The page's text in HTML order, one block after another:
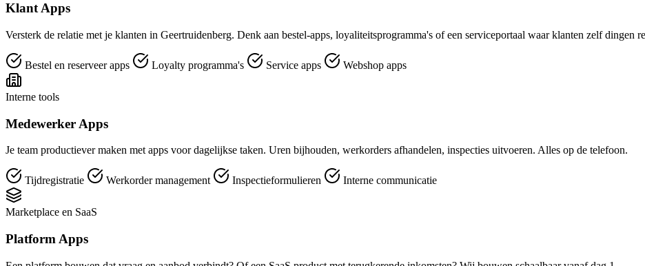
Klant Apps
Versterk de relatie met je klanten in Geertruidenberg. Denk aan bestel-apps, loyaliteitsprogramma's of een serviceportaal waar klanten zelf dingen
Bestel en reserveer apps Loyalty programma's Service apps Webshop apps
Interne tools
Medewerker Apps
Je team productiever maken met apps voor dagelijkse taken. Uren bijhouden, werkorders afhandelen, inspecties uitvoeren. Alles op de telefoon.
Tijdregistratie Werkorder management Inspectieformulieren Interne communicatie
Marketplace en SaaS
Platform Apps